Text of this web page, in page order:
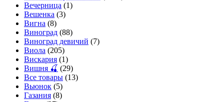
Вечерница (1)
Вешенка (3)
Вигна (8)
Виноград (88)
Виноград девичий (7)
Виола (205)
Вискария (1)
Вишня 🍒 (29)
Все товары (13)
Вьюнок (5)
Газания (8)